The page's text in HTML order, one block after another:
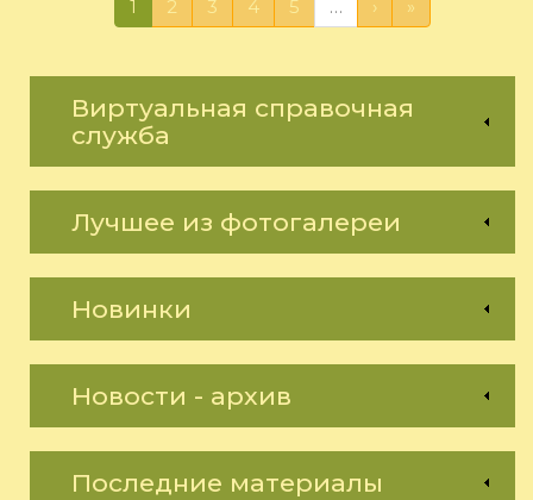
1 2 3 4 5 … › »
Виртуальная справочная
служба
Лучшее из фотогалереи
Новинки
Новости - архив
Последние материалы